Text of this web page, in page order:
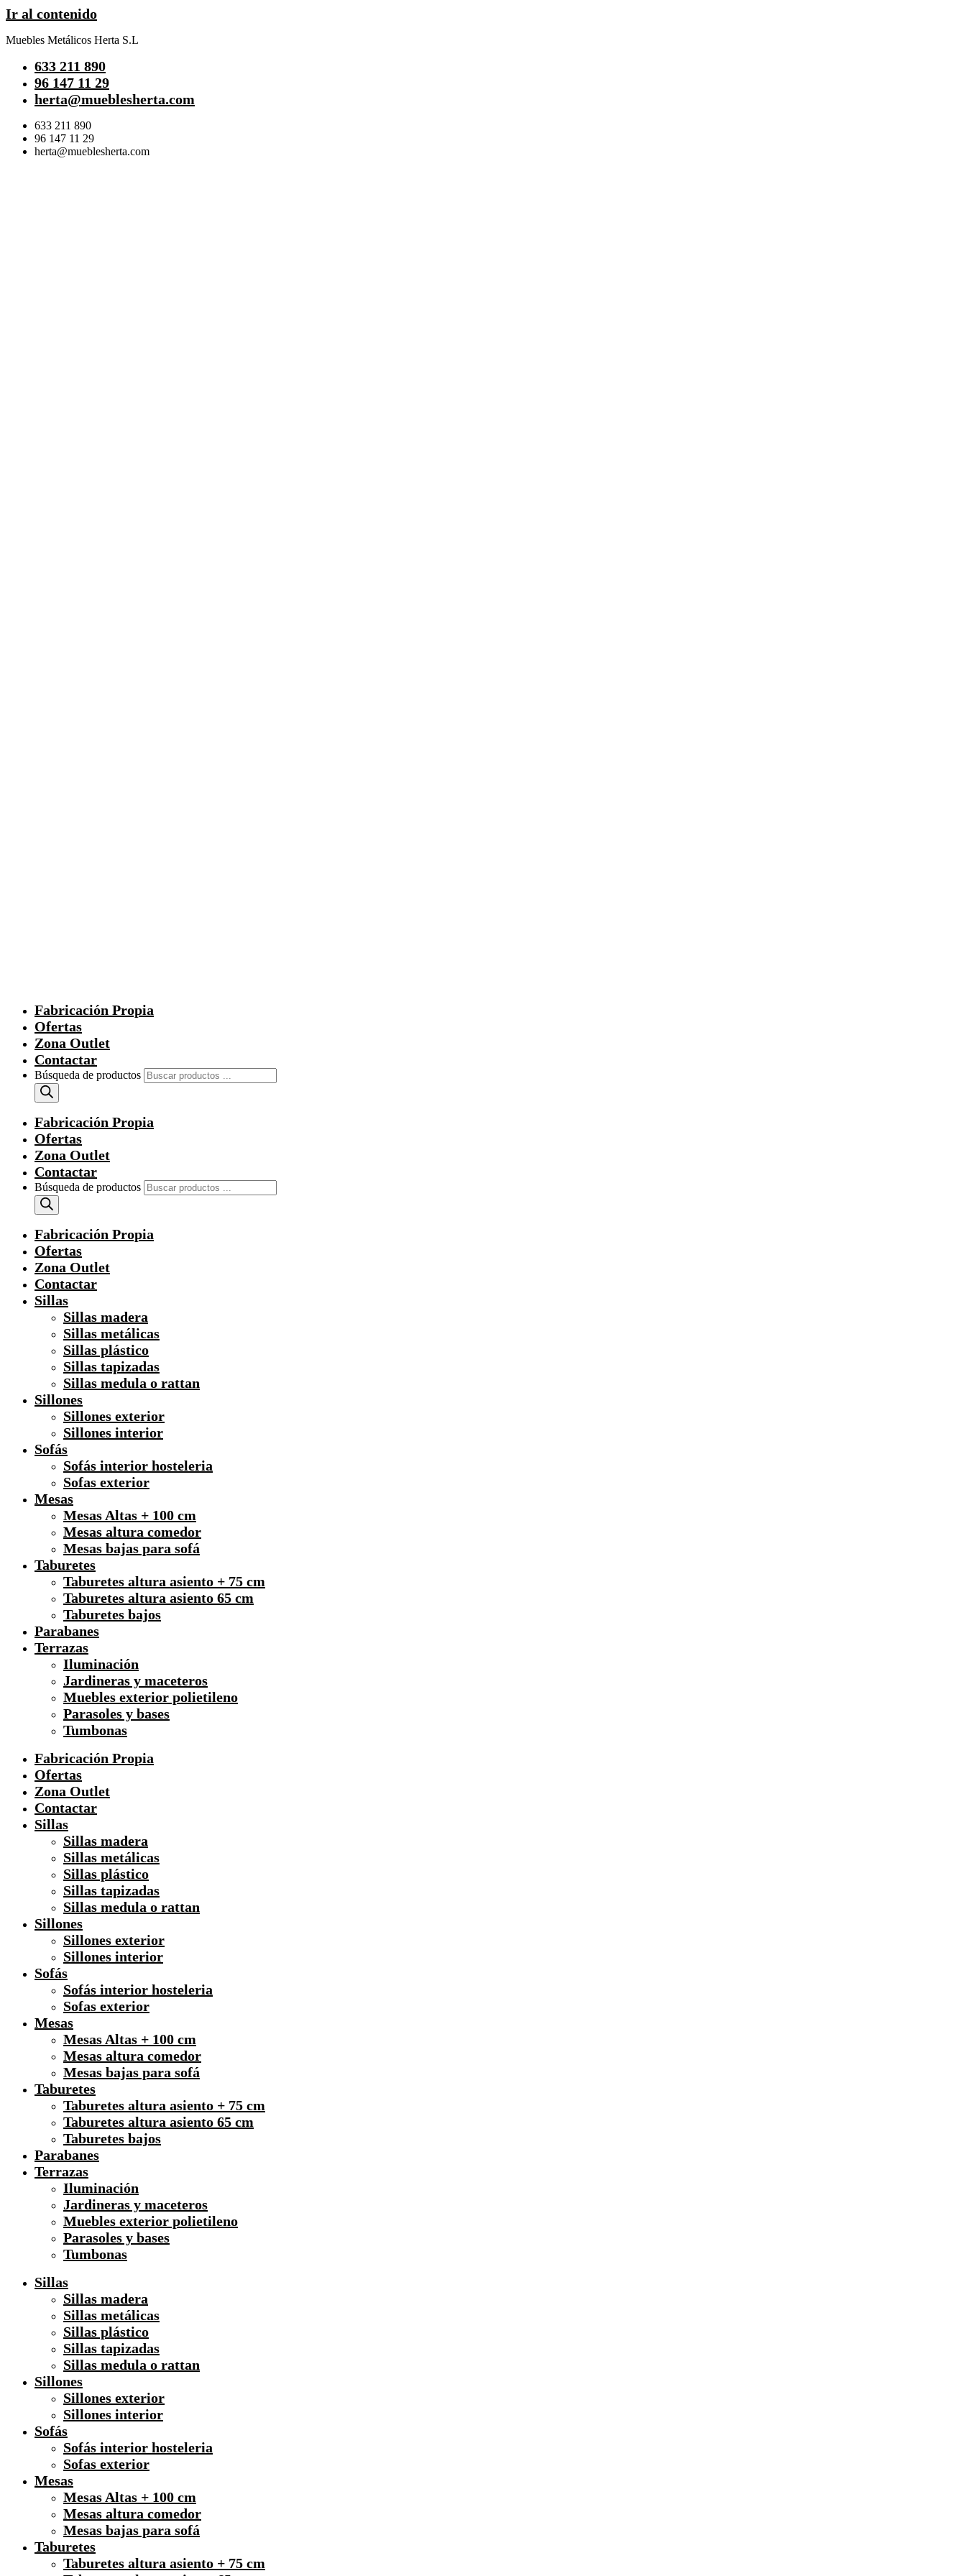
Ir al contenido
Muebles Metálicos Herta S.L
633 211 890
96 147 11 29
herta@mueblesherta.com
633 211 890
96 147 11 29
herta@mueblesherta.com
Fabricación Propia
Ofertas
Zona Outlet
Contactar
Búsqueda de productos
Fabricación Propia
Ofertas
Zona Outlet
Contactar
Búsqueda de productos
Fabricación Propia
Ofertas
Zona Outlet
Contactar
Sillas
Sillas madera
Sillas metálicas
Sillas plástico
Sillas tapizadas
Sillas medula o rattan
Sillones
Sillones exterior
Sillones interior
Sofás
Sofás interior hosteleria
Sofas exterior
Mesas
Mesas Altas + 100 cm
Mesas altura comedor
Mesas bajas para sofá
Taburetes
Taburetes altura asiento + 75 cm
Taburetes altura asiento 65 cm
Taburetes bajos
Parabanes
Terrazas
Iluminación
Jardineras y maceteros
Muebles exterior polietileno
Parasoles y bases
Tumbonas
Fabricación Propia
Ofertas
Zona Outlet
Contactar
Sillas
Sillas madera
Sillas metálicas
Sillas plástico
Sillas tapizadas
Sillas medula o rattan
Sillones
Sillones exterior
Sillones interior
Sofás
Sofás interior hosteleria
Sofas exterior
Mesas
Mesas Altas + 100 cm
Mesas altura comedor
Mesas bajas para sofá
Taburetes
Taburetes altura asiento + 75 cm
Taburetes altura asiento 65 cm
Taburetes bajos
Parabanes
Terrazas
Iluminación
Jardineras y maceteros
Muebles exterior polietileno
Parasoles y bases
Tumbonas
Sillas
Sillas madera
Sillas metálicas
Sillas plástico
Sillas tapizadas
Sillas medula o rattan
Sillones
Sillones exterior
Sillones interior
Sofás
Sofás interior hosteleria
Sofas exterior
Mesas
Mesas Altas + 100 cm
Mesas altura comedor
Mesas bajas para sofá
Taburetes
Taburetes altura asiento + 75 cm